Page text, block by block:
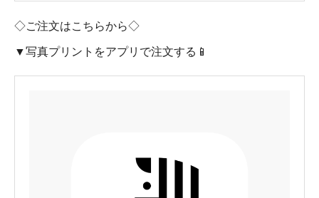
◇ご注文はこちらから◇
▼写真プリントをアプリで注文する📱